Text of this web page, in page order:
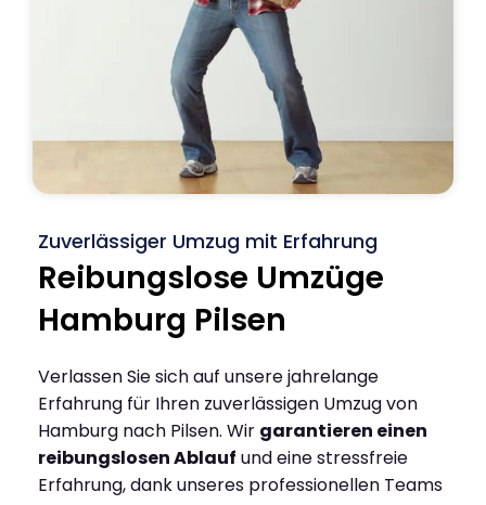
Zuverlässiger Umzug mit Erfahrung
Reibungslose Umzüge
Hamburg Pilsen
Verlassen Sie sich auf unsere jahrelange
Erfahrung für Ihren zuverlässigen Umzug von
Hamburg nach Pilsen. Wir garantieren einen
reibungslosen Ablauf und eine stressfreie
Erfahrung, dank unseres professionellen Teams